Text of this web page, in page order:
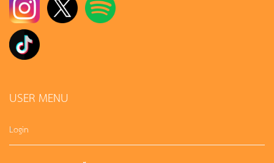
USER MENU
Login